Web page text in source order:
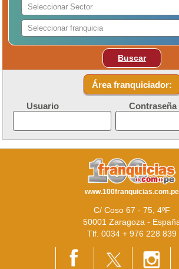
Buscar
Área franquiciador:
Usuario Contraseña
www.100franquicias.com.pe
C/ Coso 67 - 75, 4ºF
50001 Zaragoza -
Tlf. 0034 + 976 228 839